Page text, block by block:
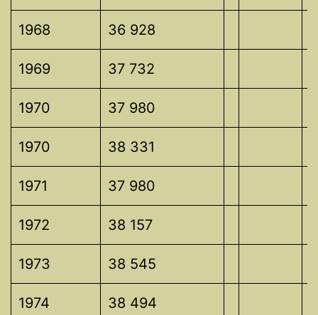
1968 36 928
1969 37 732
1970 37 980
1970 38 331
1971 37 980
1972 38 157
1973 38 545
1974 38 494